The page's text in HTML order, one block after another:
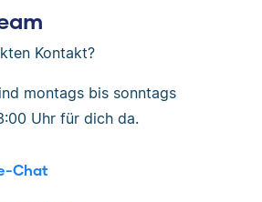
Kontakt?
montags bis sonntags
Uhr für dich da.
Chat